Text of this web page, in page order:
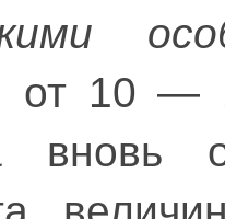
от 10